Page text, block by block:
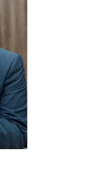
専門店 ペイント官
ありがとうござい